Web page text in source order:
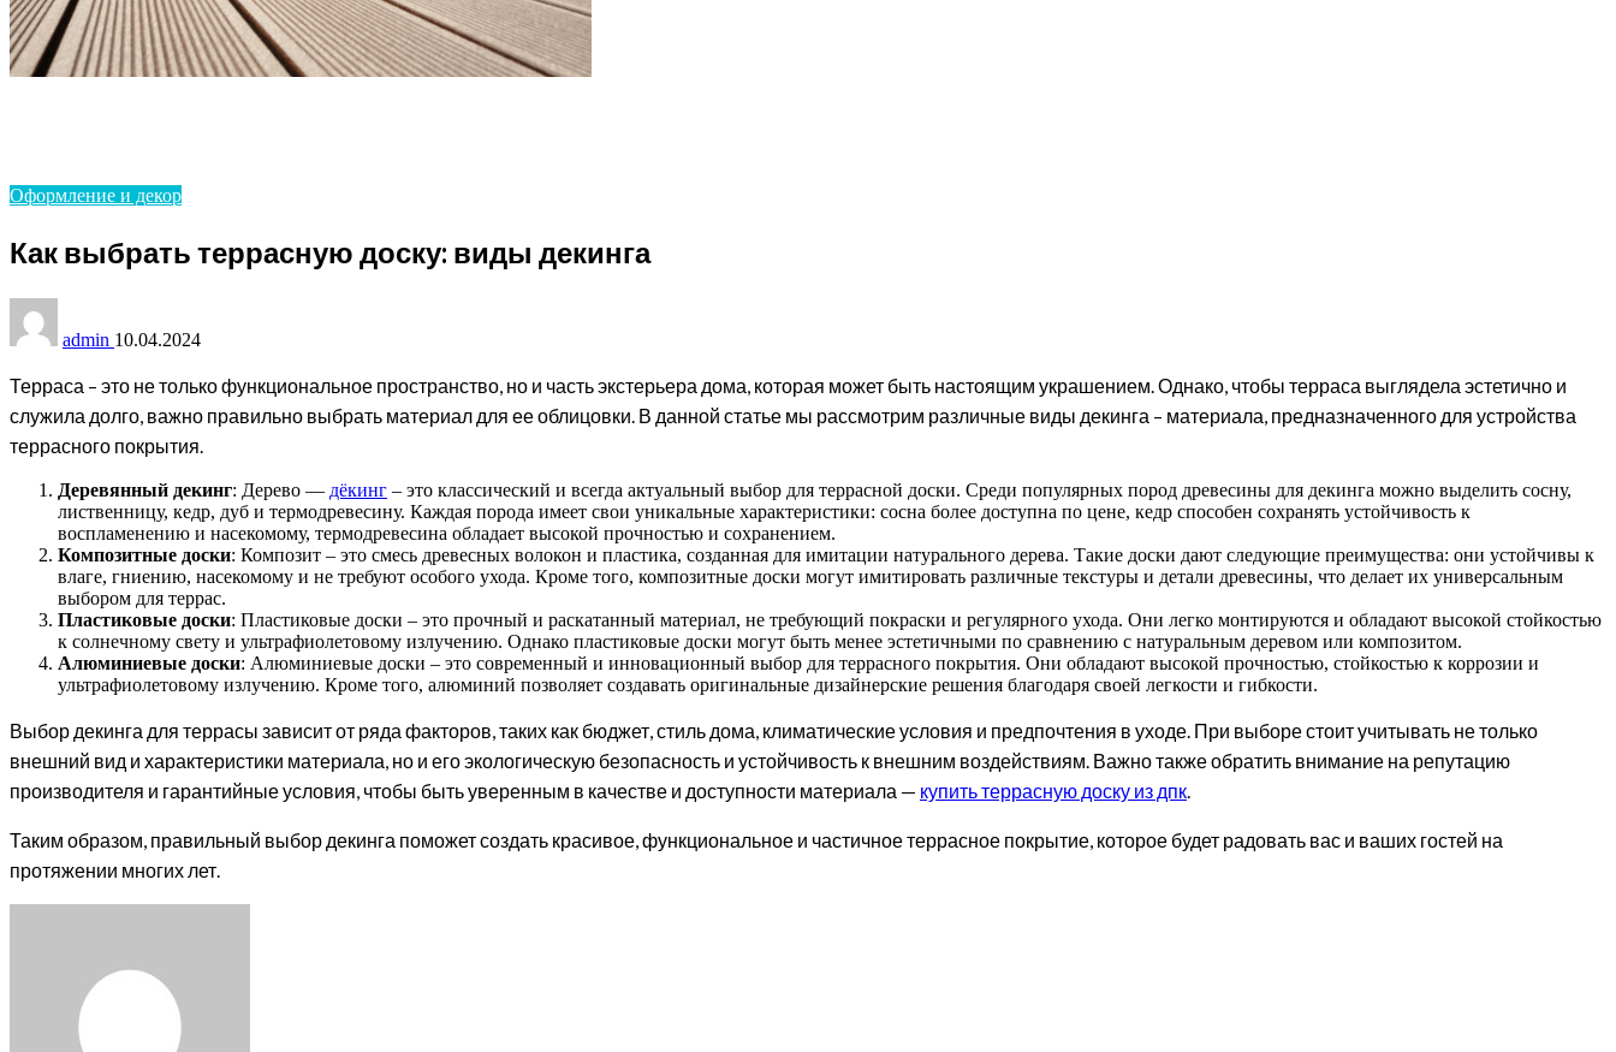
Оформление и декор
Как выбрать террасную доску: виды декинга
admin 10.04.2024
Терраса – это не только функциональное пространство, но и часть экстерьера дома, которая может быть настоящим украшением. Однако, чтобы терраса выглядела эстетично и
служила долго, важно правильно выбрать материал для ее облицовки. В данной статье мы рассмотрим различные виды декинга – материала, предназначенного для устройства
террасного покрытия.
Деревянный декинг: Дерево — дёкинг – это классический и всегда актуальный выбор для террасной доски. Среди популярных пород древесины для декинга можно выделить сосну,
лиственницу, кедр, дуб и термодревесину. Каждая порода имеет свои уникальные характеристики: сосна более доступна по цене, кедр способен сохранять устойчивость к
воспламенению и насекомому, термодревесина обладает высокой прочностью и сохранением.
Композитные доски: Композит – это смесь древесных волокон и пластика, созданная для имитации натурального дерева. Такие доски дают следующие преимущества: они устойчивы к
влаге, гниению, насекомому и не требуют особого ухода. Кроме того, композитные доски могут имитировать различные текстуры и детали древесины, что делает их универсальным
выбором для террас.
Пластиковые доски: Пластиковые доски – это прочный и раскатанный материал, не требующий покраски и регулярного ухода. Они легко монтируются и обладают высокой стойкостью
к солнечному свету и ультрафиолетовому излучению. Однако пластиковые доски могут быть менее эстетичными по сравнению с натуральным деревом или композитом.
Алюминиевые доски: Алюминиевые доски – это современный и инновационный выбор для террасного покрытия. Они обладают высокой прочностью, стойкостью к коррозии и
ультрафиолетовому излучению. Кроме того, алюминий позволяет создавать оригинальные дизайнерские решения благодаря своей легкости и гибкости.
Выбор декинга для террасы зависит от ряда факторов, таких как бюджет, стиль дома, климатические условия и предпочтения в уходе. При выборе стоит учитывать не только
внешний вид и характеристики материала, но и его экологическую безопасность и устойчивость к внешним воздействиям. Важно также обратить внимание на репутацию
производителя и гарантийные условия, чтобы быть уверенным в качестве и доступности материала — купить террасную доску из дпк.
Таким образом, правильный выбор декинга поможет создать красивое, функциональное и частичное террасное покрытие, которое будет радовать вас и ваших гостей на
протяжении многих лет.